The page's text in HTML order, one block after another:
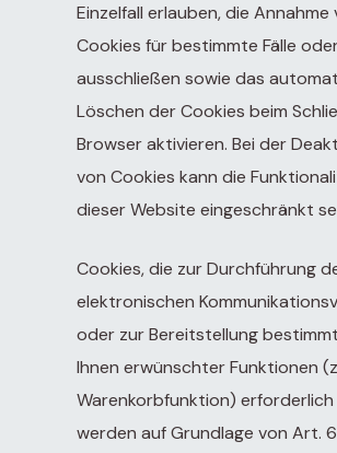
Einzelfall erlauben, die Annahme
Cookies für bestimmte Fälle
ausschließen sowie das
Löschen der Cookies beim
Browser aktivieren. Bei der
von Cookies kann die
dieser Website eingeschränkt
Cookies, die zur Durchführung
elektronischen
oder zur Bereitstellung
Ihnen erwünschter Funktionen
Warenkorbfunktion) erforderlich
werden auf Grundlage von Art. 6